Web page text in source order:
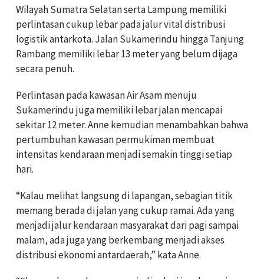
Wilayah Sumatra Selatan serta Lampung memiliki
perlintasan cukup lebar pada jalur vital distribusi
logistik antarkota. Jalan Sukamerindu hingga Tanjung
Rambang memiliki lebar 13 meter yang belum dijaga
secara penuh.
Perlintasan pada kawasan Air Asam menuju
Sukamerindu juga memiliki lebar jalan mencapai
sekitar 12 meter. Anne kemudian menambahkan bahwa
pertumbuhan kawasan permukiman membuat
intensitas kendaraan menjadi semakin tinggi setiap
hari.
“Kalau melihat langsung di lapangan, sebagian titik
memang berada di jalan yang cukup ramai. Ada yang
menjadi jalur kendaraan masyarakat dari pagi sampai
malam, ada juga yang berkembang menjadi akses
distribusi ekonomi antardaerah,” kata Anne.